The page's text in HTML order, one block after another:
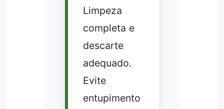
Limpeza
completa e
descarte
adequado.
Evite
entupimento